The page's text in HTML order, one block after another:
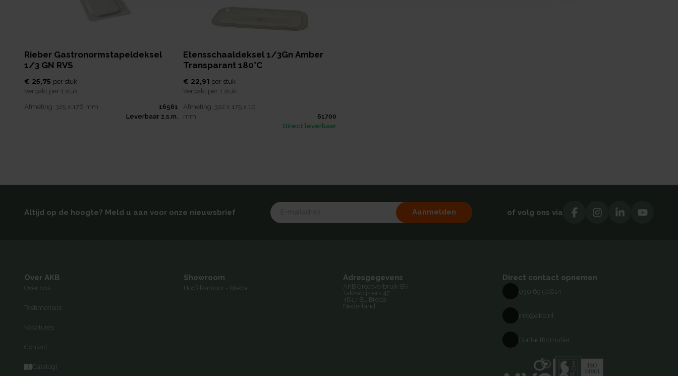
Rieber Gastronormstapeldeksel
1/3 GN RVS
€ 25,75 per stuk
Verpakt per 1 stuk
Afmeting: 325 x 176 mm
16561
Leverbaar z.s.m.
Etensschaaldeksel 1/3Gn Amber
Transparant 180°C
€ 22,91 per stuk
Verpakt per 1 stuk
Afmeting: 322 x 175 x 10
mm
61700
Direct leverbaar
Altijd op de hoogte? Meld u aan voor onze nieuwsbrief Aanmelden of volg ons via
Over AKB
Over ons
Testimonials
Vacatures
Contact
Catalogi
Showroom
Hoofdkantoor - Breda
Adresgegevens
AKB Grootverbruik BV
Takkebijsters 47
4817 BL Breda
Nederland
Direct contact opnemen
030 69 50814
info@akb.nl
Contactformulier